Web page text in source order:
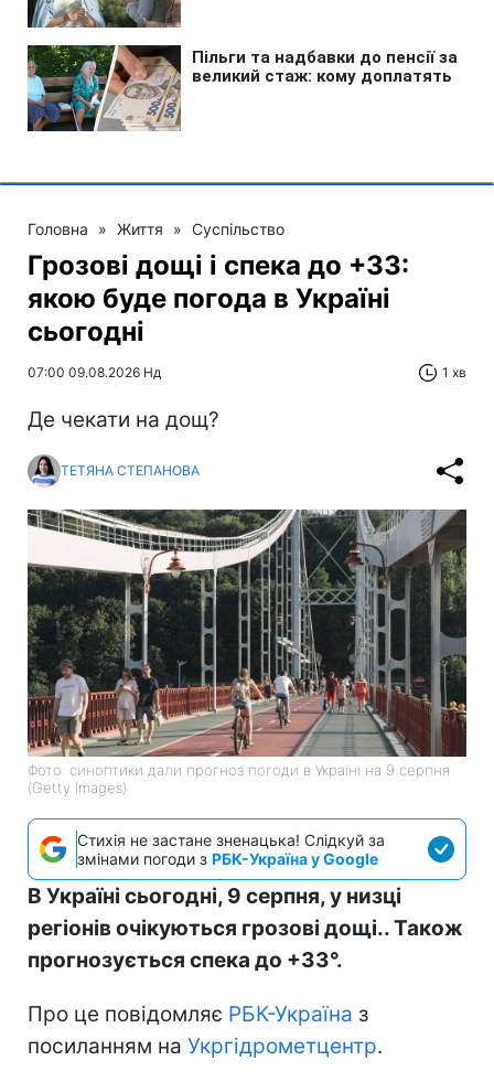
Головна » Життя » Суспільство
Грозові дощі і спека до +33:
якою буде погода в Україні
сьогодні
07:00 09.08.2026 Нд 1 хв
Де чекати на дощ?
ТЕТЯНА СТЕПАНОВА
Фото: синоптики дали прогноз погоди в Україні на 9 серпня
(Getty Images)
Стихія не застане зненацька! Слідкуй за
змінами погоди з РБК-Україна у Google
В Україні сьогодні, 9 серпня, у низці
регіонів очікуються грозові дощі.. Також
прогнозується спека до +33°.
Про це повідомляє РБК-Україна з
посиланням на Укргідрометцентр.